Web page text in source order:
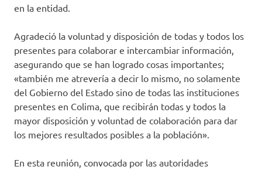
en la entidad.
Agradeció la voluntad y disposición de todas y todos los
presentes para colaborar e intercambiar información,
asegurando que se han logrado cosas importantes;
«también me atrevería a decir lo mismo, no solamente
del Gobierno del Estado sino de todas las instituciones
presentes en Colima, que recibirán todas y todos la
mayor disposición y voluntad de colaboración para dar
los mejores resultados posibles a la población».
En esta reunión, convocada por las autoridades